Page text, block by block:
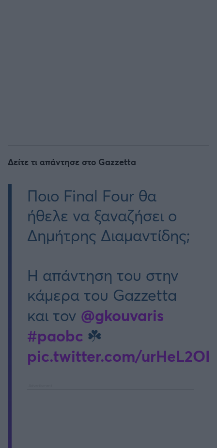
Δείτε τι απάντησε στο Gazzetta
Ποιο Final Four θα
ήθελε να ξαναζήσει ο
Δημήτρης Διαμαντίδης;
Η απάντηση του στην
κάμερα του Gazzetta
και τον @gkouvaris
#paobc ☘️
pic.twitter.com/